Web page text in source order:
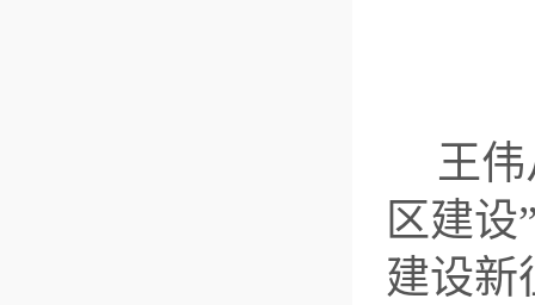
王
区建
建设新